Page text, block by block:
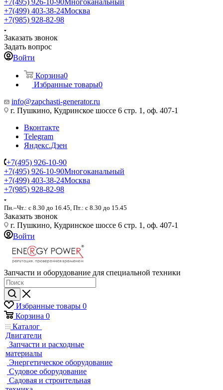
+7(495) 926-10-90Многоканальный
+7(499) 403-38-24Москва
+7(985) 928-82-98
Заказать звонок
Задать вопрос
Войти
Корзина0
Избранные товары0
info@zapchasti-generator.ru
г. Пушкино, Кудринское шоссе 6 стр. 1, оф. 407-1
Вконтакте
Telegram
Яндекс.Дзен
+7(495) 926-10-90
+7(495) 926-10-90Многоканальный
+7(499) 403-38-24Москва
+7(985) 928-82-98
Пн.–Чт.: с 8.30 до 16.45, Пт.: с 8.30 до 15.45
Заказать звонок
г. Пушкино, Кудринское шоссе 6 стр. 1, оф. 407-1
Войти
Запчасти и оборудование для специальной техники
Избранные товары 0
Корзина 0
Каталог
Двигатели
Запчасти и расходные
материалы
Энергетическое оборудование
Судовое оборудование
Садовая и строительная